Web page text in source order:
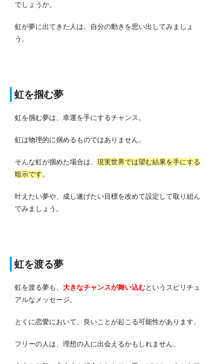
でしょうか。
虹が夢に出てきた人は、自分の動きを思い出してみましょ
う。
虹を掴む夢
虹を掴む夢は、幸運を手にするチャンス。
虹は物理的に掴めるものではありません。
そんな虹が掴めた場合は、 現実世界では望む結果を手にする
暗示です。
叶えたい夢や、成し遂げたい目標を改めて設定して取り組ん
でみましょう。
虹を渡る夢
虹を渡る夢も、 大きなチャンスが舞い込むというスピリチュ
アルなメッセージ。
とくに恋愛において、良いことが起こる可能性があります。
フリーの人は、理想の人に出会えるかもしれません。